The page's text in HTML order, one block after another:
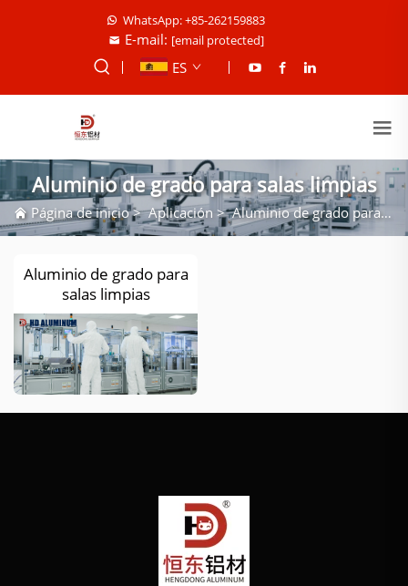
WhatsApp: +85-262159883
E-mail: [email protected]
ES
Aluminio de grado para salas limpias
Página de inicio>Aplicación >Aluminio de grado para salas limpias
Aluminio de grado para
salas limpias